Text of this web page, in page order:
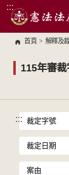
跳到主要內容區
:::
首頁 > 解釋及
115年審
::: 裁定字號
裁定日期
案由